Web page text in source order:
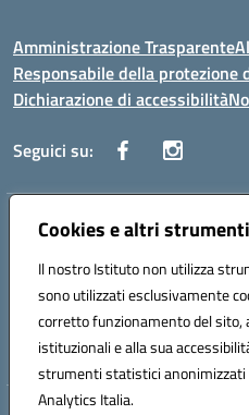
Cookies e altri
Il nostro Istituto non utilizza
sono utilizzati esclusivamente
corretto funzionamento del sito,
istituzionali e alla sua
strumenti statistici anonimizzati
Analytics Italia.
Amministrazione Trasparente
Responsabile della protezione
Dichiarazione di accessibilità
Seguici su:
Indirizzo:Corso Vittorio Emanuele,
Posta elettronica certificata (PEC):
Codice fiscale: 97308550827
Codice meccanografico: PAIS03600R